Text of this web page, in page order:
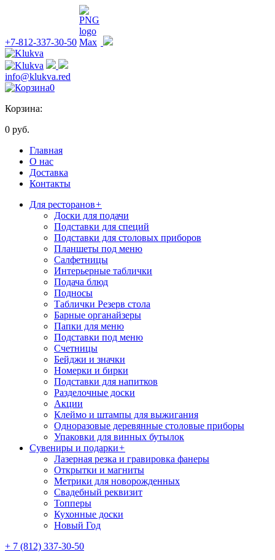
+7-812-337-30-50
info@klukva.red
0
Корзина:
0 руб.
Главная
О нас
Доставка
Контакты
Для ресторанов+
Доски для подачи
Подставки для специй
Подставки для столовых приборов
Планшеты под меню
Салфетницы
Интерьерные таблички
Подача блюд
Подносы
Таблички Резерв стола
Барные органайзеры
Папки для меню
Подставки под меню
Счетницы
Бейджи и значки
Номерки и бирки
Подставки для напитков
Разделочные доски
Акции
Клеймо и штампы для выжигания
Одноразовые деревянные столовые приборы
Упаковки для винных бутылок
Сувениры и подарки+
Лазерная резка и гравировка фанеры
Открытки и магниты
Метрики для новорожденных
Свадебный реквизит
Топперы
Кухонные доски
Новый Год
+ 7 (812) 337-30-50